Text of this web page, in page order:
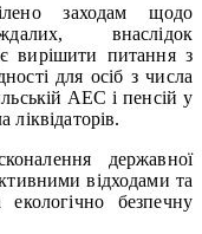
заходам щодо
внаслідок
вирішити питання з
для осіб з числа
АЕС і пенсій у
ліквідаторів.
державної
відходами та
безпечну